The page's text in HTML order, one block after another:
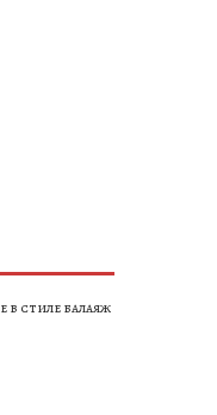
в стиле балаяж